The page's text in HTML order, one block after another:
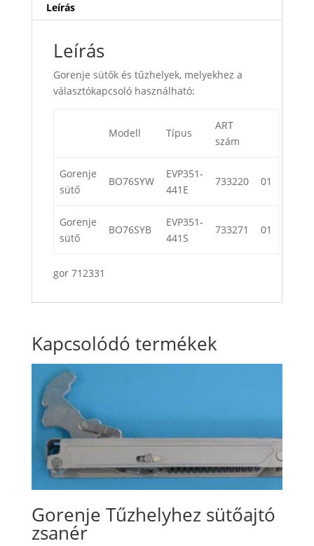
Leírás
Leírás
Gorenje sütők és tűzhelyek, melyekhez a
választókapcsoló használható:
Modell Típus
ART
szám
Gorenje
sütő
BO76SYW
EVP351-
441E
733220 01
Gorenje
sütő
BO76SYB
EVP351-
441S
733271 01
gor 712331
Kapcsolódó termékek
Gorenje Tűzhelyhez sütőajtó
zsanér